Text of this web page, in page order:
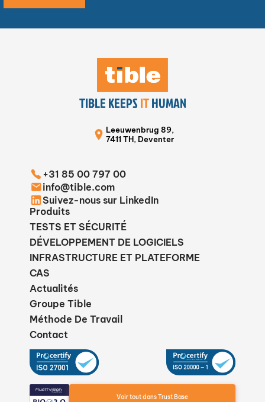
TIBLE KEEPSITHUMAN
Leeuwenbrug 89,
7411 TH, Deventer
+31 85 00 797 00
info@tible.com
Suivez-nous sur LinkedIn
Produits
TESTS ET SÉCURITÉ
DÉVELOPPEMENT DE LOGICIELS
INFRASTRUCTURE ET PLATEFORME
CAS
Actualités
Groupe Tible
Méthode De Travail
Contact
Voir tout dans Trust Base